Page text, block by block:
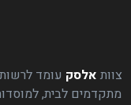
צוות אלסק עומד
מתקדמים לבית,